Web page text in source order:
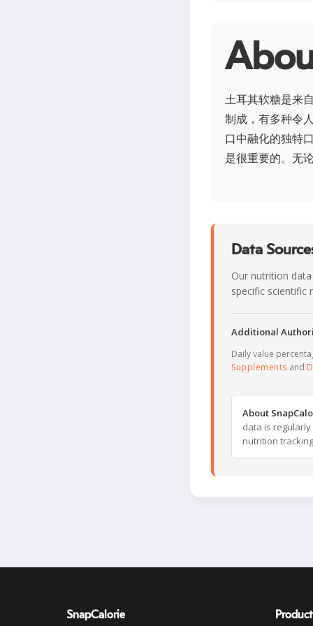
土耳其软糖是来
制成，有多种令
口中融化的独特
是很重要的。无
Data
Our nutrition
specific scientific
Additional
Daily value
Supplements and
About
data is
nutrition
SnapCalorie Product